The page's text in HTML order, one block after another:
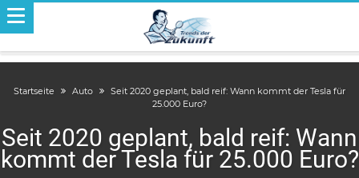
Startseite Auto
Seit 2020 geplant, bald reif: Wann kommt der Tesla für
25.000 Euro?
Seit 2020 geplant, bald reif: Wann
kommt der Tesla für 25.000 Euro?